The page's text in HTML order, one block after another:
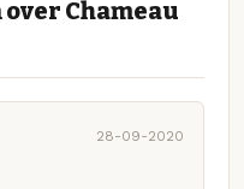
Chameau
28-09-2020